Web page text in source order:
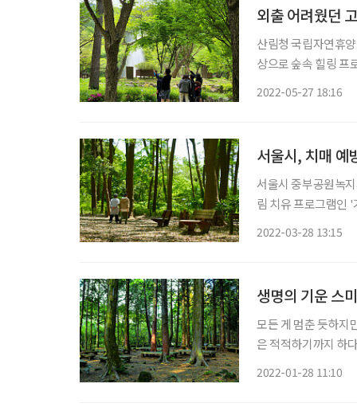
외출 어려웠던
산림청 국립자연휴
상으로 숲속 힐링 프로그램을 운영한다. 이번
2022-05-27 18:16
서울시, 치매 예
서울시 중부공원녹
림 치유 프로그램인 '기억 숲 산
2022-03-28 13:15
생명의 기운 스
모든 게 멈춘 듯하지
은 적적하기까지 하
2022-01-28 11:10